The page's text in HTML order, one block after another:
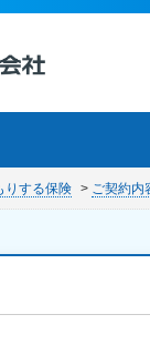
りする保険 > ご契約内